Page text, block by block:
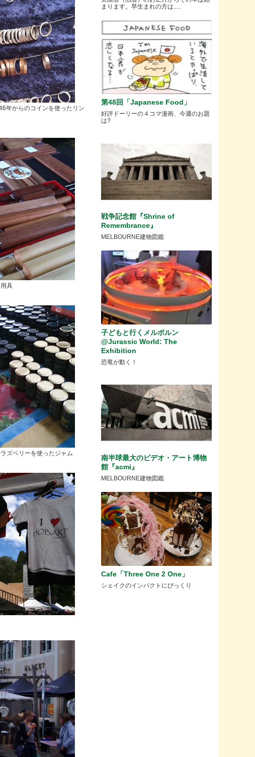
年からのコインを使ったリン
具
ズベリーを使ったジャム
まります。早生まれの方は.....
第48回「Japanese Food」
好評ドーリーの４コマ漫画、今週のお題
は?
戦争記念館『Shrine of
Remembrance』
MELBOURNE建物図鑑
子どもと行くメルボルン
@Jurassic World: The
Exhibition
恐竜が動く！
南半球最大のビデオ・アート博物
館『acmi』
MELBOURNE建物図鑑
Cafe「Three One 2 One」
シェイクのインパクトにびっくり